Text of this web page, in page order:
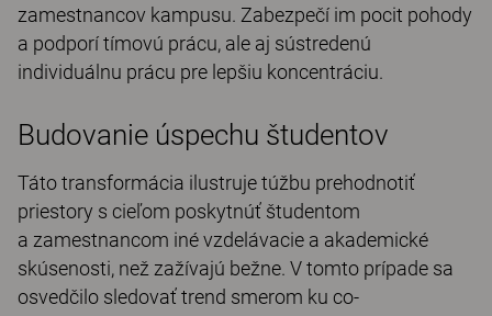
zamestnancov kampusu. Zabezpečí im pocit pohody
a podporí tímovú prácu, ale aj sústredenú
individuálnu prácu pre lepšiu koncentráciu.
Budovanie úspechu študentov
Táto transformácia ilustruje túžbu prehodnotiť
priestory s cieľom poskytnúť študentom
a zamestnancom iné vzdelávacie a akademické
skúsenosti, než zažívajú bežne. V tomto prípade sa
osvedčilo sledovať trend smerom ku co-